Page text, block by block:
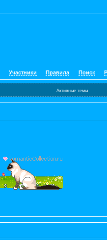
Участники Правила Поиск
Активные темы